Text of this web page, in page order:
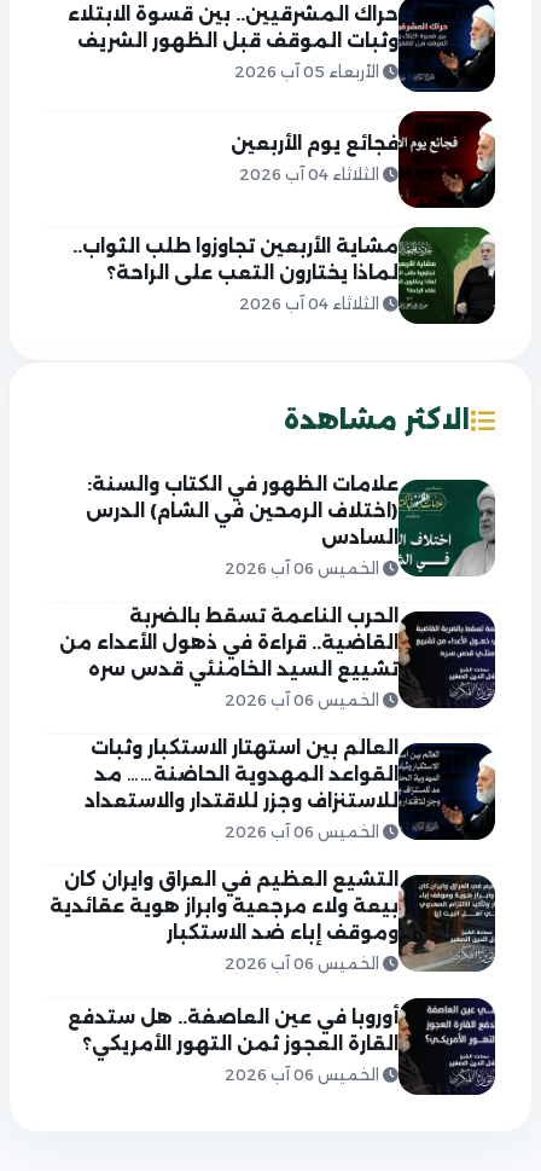
حراك المشرقيين.. بين قسوة الابتلاء
وثبات الموقف قبل الظهور الشريف
الأربعاء 05 آب 2026
فجائع يوم الأربعين
الثلاثاء 04 آب 2026
مشاية الأربعين تجاوزوا طلب الثواب..
لماذا يختارون التعب على الراحة؟
الثلاثاء 04 آب 2026
الاكثر مشاهدة
علامات الظهور في الكتاب والسنة:
(اختلاف الرمحين في الشام) الدرس
السادس
الخميس 06 آب 2026
الحرب الناعمة تسقط بالضربة
القاضية.. قراءة في ذهول الأعداء من
تشييع السيد الخامنئي قدس سره
الخميس 06 آب 2026
العالم بين استهتار الاستكبار وثبات
القواعد المهدوية الحاضنة…… مد
للاستنزاف وجزر للاقتدار والاستعداد
الخميس 06 آب 2026
التشيع العظيم في العراق وايران كان
بيعة ولاء مرجعية وابراز هوية عقائدية
وموقف إباء ضد الاستكبار
الخميس 06 آب 2026
أوروبا في عين العاصفة.. هل ستدفع
القارة العجوز ثمن التهور الأمريكي؟
الخميس 06 آب 2026